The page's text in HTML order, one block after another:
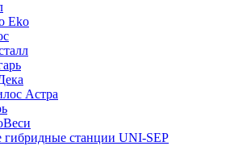
Eko
Астра
станции UNI-SEP